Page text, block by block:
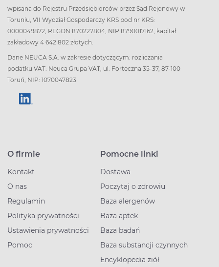
wpisana do Rejestru Przedsiębiorców przez Sąd Rejonowy w
Toruniu, VII Wydział Gospodarczy KRS pod nr KRS:
0000049872, REGON 870227804, NIP 8790017162, kapitał
zakładowy 4 642 802 złotych.
Dane NEUCA S.A. w zakresie dotyczącym: rozliczania
podatku VAT: Neuca Grupa VAT, ul. Forteczna 35-37, 87-100
Toruń, NIP: 1070047823
O firmie
Kontakt
O nas
Regulamin
Polityka prywatności
Ustawienia prywatności
Pomoc
Pomocne linki
Dostawa
Poczytaj o zdrowiu
Baza alergenów
Baza aptek
Baza badań
Baza substancji czynnych
Encyklopedia ziół